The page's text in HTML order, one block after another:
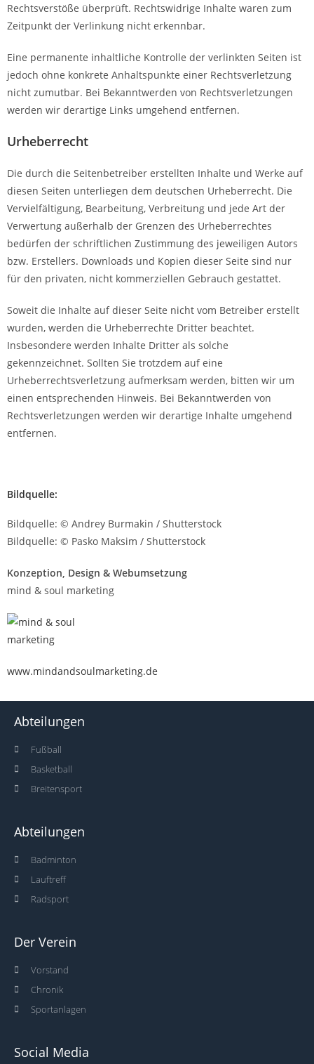
Rechtsverstöße überprüft. Rechtswidrige Inhalte waren zum
Zeitpunkt der Verlinkung nicht erkennbar.
Eine permanente inhaltliche Kontrolle der verlinkten Seiten ist
jedoch ohne konkrete Anhaltspunkte einer Rechtsverletzung
nicht zumutbar. Bei Bekanntwerden von Rechtsverletzungen
werden wir derartige Links umgehend entfernen.
Urheberrecht
Die durch die Seitenbetreiber erstellten Inhalte und Werke auf
diesen Seiten unterliegen dem deutschen Urheberrecht. Die
Vervielfältigung, Bearbeitung, Verbreitung und jede Art der
Verwertung außerhalb der Grenzen des Urheberrechtes
bedürfen der schriftlichen Zustimmung des jeweiligen Autors
bzw. Erstellers. Downloads und Kopien dieser Seite sind nur
für den privaten, nicht kommerziellen Gebrauch gestattet.
Soweit die Inhalte auf dieser Seite nicht vom Betreiber erstellt
wurden, werden die Urheberrechte Dritter beachtet.
Insbesondere werden Inhalte Dritter als solche
gekennzeichnet. Sollten Sie trotzdem auf eine
Urheberrechtsverletzung aufmerksam werden, bitten wir um
einen entsprechenden Hinweis. Bei Bekanntwerden von
Rechtsverletzungen werden wir derartige Inhalte umgehend
entfernen.
Bildquelle:
Bildquelle: © Andrey Burmakin / Shutterstock
Bildquelle: © Pasko Maksim / Shutterstock
Konzeption, Design & Webumsetzung
mind & soul marketing
www.mindandsoulmarketing.de
Abteilungen
Fußball
Basketball
Breitensport
Abteilungen
Badminton
Lauftreff
Radsport
Der Verein
Vorstand
Chronik
Sportanlagen
Social Media